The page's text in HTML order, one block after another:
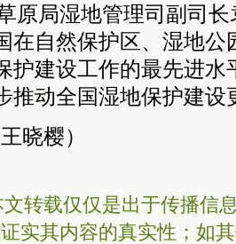
原局湿地管理司副司
在自然保护区、湿地公
护建设工作的最先进水
推动全国湿地保护建设
晓樱）
转载仅仅是出于传播信
实其内容的真实性；如